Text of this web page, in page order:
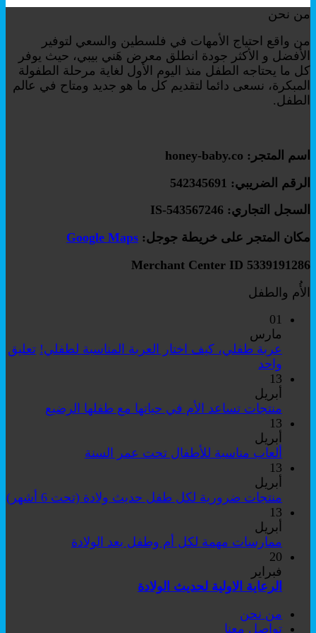
من نحن
من واقع احتياج الأمهات في فلسطين والسعي لتوفير
الأفضل و الأكثر جودة انطلق معرض هَني بيبي، حيث يوفر
كل ما يحتاجه الطفل منذ اليوم الأول لغاية مرحلة الطفولة
المبكرة، نسعى دائما لتقديم كل ما هو جديد ومتاح في عالم
الطفل.
اسم المتجر: honey-baby.co
الرقم الضريبي: 542345691
السجل التجاري: IS-543567246
مكان المتجر على خريطة جوجل: Google Maps
Merchant Center ID 5339191286
الأُم والطفل
01
مارس
عربة طفلي، كيف اختار العربة المناسبة لطفلي! تعليق
واحد
طفلي،
كيف
العربة
المناسبة
13
أبريل
منتجات تساعد الأم في حياتها مع طفلها الرضيع
الأم
13
أبريل
ألعاب مناسبة للأطفال تحت عمر السنة
على
للأطفال
13
أبريل
منتجات ضرورية لكل طفل حديث ولادة (تحت 6 أشهر)
لا
13
أبريل
ممارسات مهمة لكل أم وطفل بعد الولادة
20
فبراير
الرعاية الاولية لحديث الولادة
من نحن
تواصل معنا